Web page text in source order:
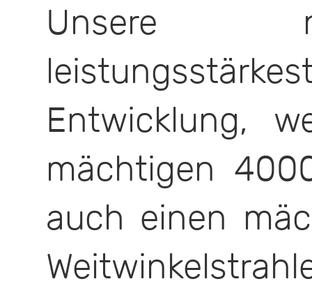
Unsere
Entwicklung,
mächtigen
auch einen